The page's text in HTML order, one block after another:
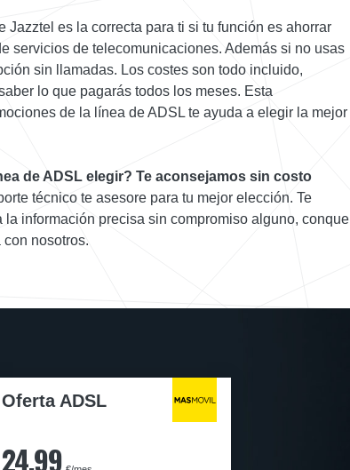
Jazztel es la correcta para ti si tu función es ahorrar
servicios de telecomunicaciones. Además si no usas
sin llamadas. Los costes son todo incluido,
lo que pagarás todos los meses. Esta
de la línea de ADSL te ayuda a elegir la mejor
de ADSL elegir? Te aconsejamos sin costo
técnico te asesore para tu mejor elección. Te
la información precisa sin compromiso alguno, conque
nosotros.
Oferta ADSL
24,99